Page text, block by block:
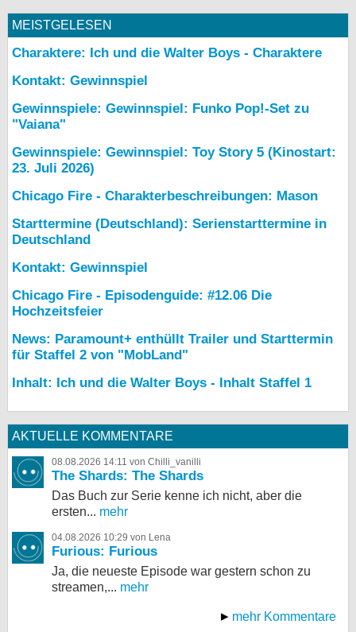
MEISTGELESEN
Charaktere: Ich und die Walter Boys - Charaktere
Kontakt: Gewinnspiel
Gewinnspiele: Gewinnspiel: Funko Pop!-Set zu
"Vaiana"
Gewinnspiele: Gewinnspiel: Toy Story 5 (Kinostart:
23. Juli 2026)
Chicago Fire - Charakterbeschreibungen: Mason
Starttermine (Deutschland): Serienstarttermine in
Deutschland
Kontakt: Gewinnspiel
Chicago Fire - Episodenguide: #12.06 Die
Hochzeitsfeier
News: Paramount+ enthüllt Trailer und Starttermin
für Staffel 2 von "MobLand"
Inhalt: Ich und die Walter Boys - Inhalt Staffel 1
AKTUELLE KOMMENTARE
08.08.2026 14:11 von Chilli_vanilli
The Shards: The Shards
Das Buch zur Serie kenne ich nicht, aber die
ersten... mehr
04.08.2026 10:29 von Lena
Furious: Furious
Ja, die neueste Episode war gestern schon zu
streamen,... mehr
mehr Kommentare